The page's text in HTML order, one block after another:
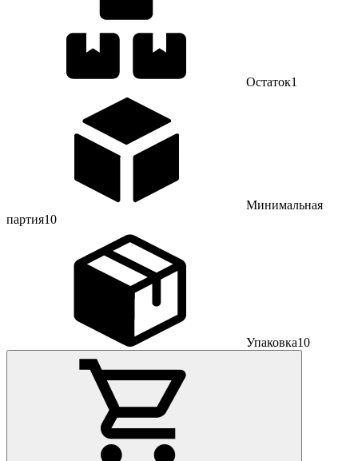
Остаток1
Минимальная
партия10
Упаковка10